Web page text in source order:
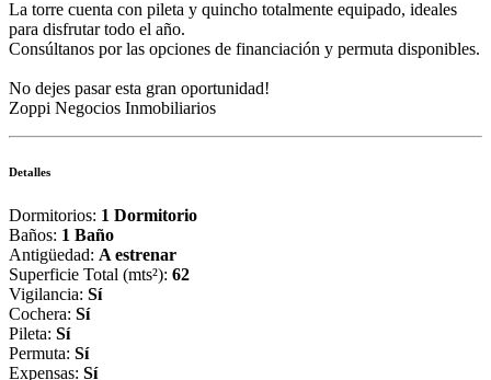
La torre cuenta con pileta y quincho totalmente equipado, ideales
para disfrutar todo el año.
Consúltanos por las opciones de financiación y permuta disponibles.
No dejes pasar esta gran oportunidad!
Zoppi Negocios Inmobiliarios
Detalles
Dormitorios: 1 Dormitorio
Baños: 1 Baño
Antigüedad: A estrenar
Superficie Total (mts²): 62
Vigilancia: Sí
Cochera: Sí
Pileta: Sí
Permuta: Sí
Expensas: Sí